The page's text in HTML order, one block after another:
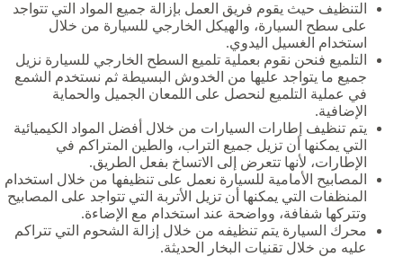
التنظيف حيث يقوم فريق العمل بإزالة جميع المواد التي تتواجد
على سطح السيارة، والهيكل الخارجي للسيارة من خلال
استخدام الغسيل اليدوي.
التلميع فنحن نقوم بعملية تلميع السطح الخارجي للسيارة نزيل
جميع ما يتواجد عليها من الخدوش البسيطة ثم نستخدم الشمع
في عملية التلميع لنحصل على اللمعان الجميل والحماية
الإضافية.
يتم تنظيف إطارات السيارات من خلال أفضل المواد الكيميائية
التي يمكنها أن تزيل جميع التراب، والطين المتراكم في
الإطارات، لأنها تتعرض إلى الاتساخ بفعل الطريق.
المصابيح الأمامية للسيارة نعمل على تنظيفها من خلال استخدام
المنظفات التي يمكنها أن تزيل الأتربة التي تتواجد على المصابيح
وتتركها شفافة، وواضحة عند استخدام مع الإضاءة.
محرك السيارة يتم تنظيفه من خلال إزالة الشحوم التي تتراكم
عليه من خلال تقنيات البخار الحديثة.